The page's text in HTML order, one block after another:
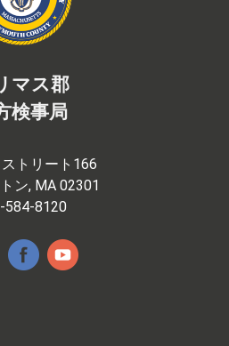
マス郡
検事局
トリート166
ン, MA 02301
584-8120